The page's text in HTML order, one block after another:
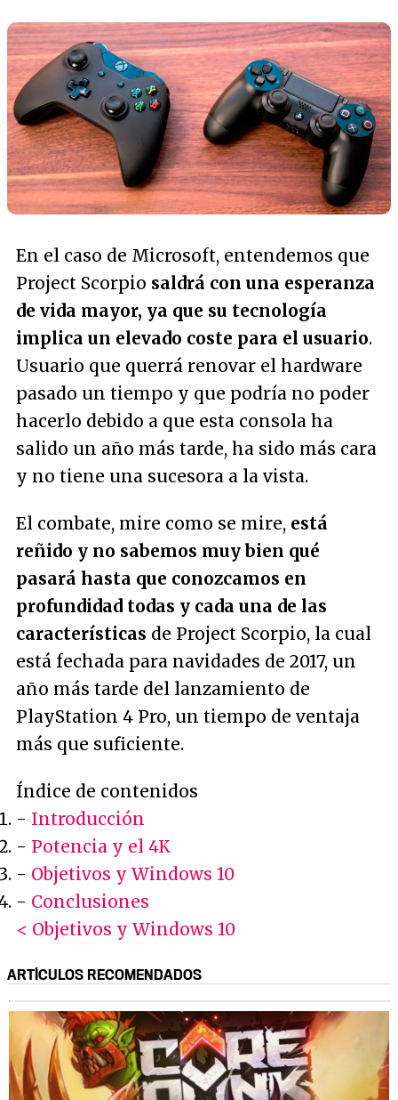
En el caso de Microsoft, entendemos que
Project Scorpio saldrá con una esperanza
de vida mayor, ya que su tecnología
implica un elevado coste para el usuario.
Usuario que querrá renovar el hardware
pasado un tiempo y que podría no poder
hacerlo debido a que esta consola ha
salido un año más tarde, ha sido más cara
y no tiene una sucesora a la vista.
El combate, mire como se mire, está
reñido y no sabemos muy bien qué
pasará hasta que conozcamos en
profundidad todas y cada una de las
características de Project Scorpio, la cual
está fechada para navidades de 2017, un
año más tarde del lanzamiento de
PlayStation 4 Pro, un tiempo de ventaja
más que suficiente.
Índice de contenidos
- Introducción
- Potencia y el 4K
- Objetivos y Windows 10
- Conclusiones
< Objetivos y Windows 10
ARTÍCULOS RECOMENDADOS